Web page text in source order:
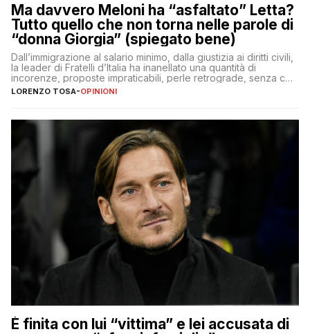
Ma davvero Meloni ha “asfaltato” Letta?
Tutto quello che non torna nelle parole di
“donna Giorgia” (spiegato bene)
Dall’immigrazione al salario minimo, dalla giustizia ai diritti civili,
la leader di Fratelli d’Italia ha inanellato una quantità di
incorenze, proposte impraticabili, perle retrograde, senza che
nessuno – a destra come a sinistra – glielo abbia fatto notare
LORENZO TOSA-OPINIONI
È finita con lui “vittima” e lei accusata di